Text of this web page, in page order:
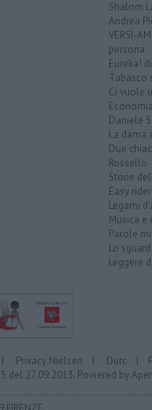
Shalom
Andrea
VERSI-
persona
Eureka!
Tabasco
Ci vuole
Daniele
La dama
Due
Rossello
Storie
Easy
Legami
Musica e
Parole
Lo
Leggere
Privacy Nielsen | Durc |
del 27.09.2013. Powered by